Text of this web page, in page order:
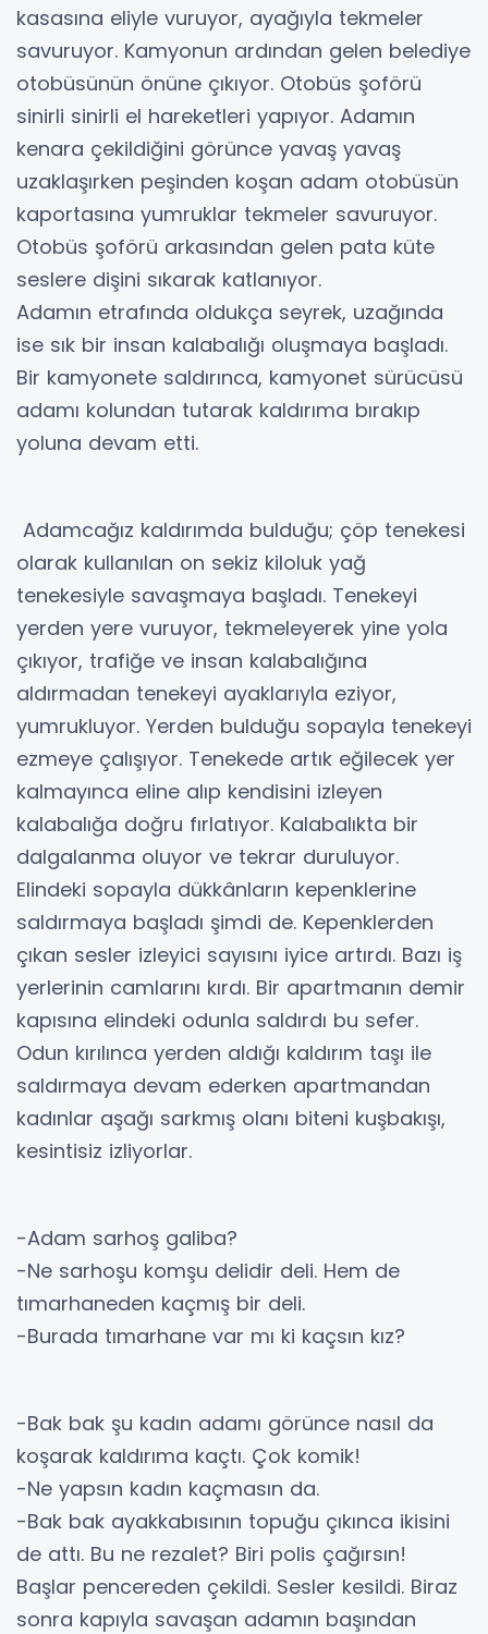
kasasına eliyle vuruyor, ayağıyla tekmeler
savuruyor. Kamyonun ardından gelen belediye
otobüsünün önüne çıkıyor. Otobüs şoförü
sinirli sinirli el hareketleri yapıyor. Adamın
kenara çekildiğini görünce yavaş yavaş
uzaklaşırken peşinden koşan adam otobüsün
kaportasına yumruklar tekmeler savuruyor.
Otobüs şoförü arkasından gelen pata küte
seslere dişini sıkarak katlanıyor.
Adamın etrafında oldukça seyrek, uzağında
ise sık bir insan kalabalığı oluşmaya başladı.
Bir kamyonete saldırınca, kamyonet sürücüsü
adamı kolundan tutarak kaldırıma bırakıp
yoluna devam etti.
Adamcağız kaldırımda bulduğu; çöp tenekesi
olarak kullanılan on sekiz kiloluk yağ
tenekesiyle savaşmaya başladı. Tenekeyi
yerden yere vuruyor, tekmeleyerek yine yola
çıkıyor, trafiğe ve insan kalabalığına
aldırmadan tenekeyi ayaklarıyla eziyor,
yumrukluyor. Yerden bulduğu sopayla tenekeyi
ezmeye çalışıyor. Tenekede artık eğilecek yer
kalmayınca eline alıp kendisini izleyen
kalabalığa doğru fırlatıyor. Kalabalıkta bir
dalgalanma oluyor ve tekrar duruluyor.
Elindeki sopayla dükkânların kepenklerine
saldırmaya başladı şimdi de. Kepenklerden
çıkan sesler izleyici sayısını iyice artırdı. Bazı iş
yerlerinin camlarını kırdı. Bir apartmanın demir
kapısına elindeki odunla saldırdı bu sefer.
Odun kırılınca yerden aldığı kaldırım taşı ile
saldırmaya devam ederken apartmandan
kadınlar aşağı sarkmış olanı biteni kuşbakışı,
kesintisiz izliyorlar.
-Adam sarhoş galiba?
-Ne sarhoşu komşu delidir deli. Hem de
tımarhaneden kaçmış bir deli.
-Burada tımarhane var mı ki kaçsın kız?
-Bak bak şu kadın adamı görünce nasıl da
koşarak kaldırıma kaçtı. Çok komik!
-Ne yapsın kadın kaçmasın da.
-Bak bak ayakkabısının topuğu çıkınca ikisini
de attı. Bu ne rezalet? Biri polis çağırsın!
Başlar pencereden çekildi. Sesler kesildi. Biraz
sonra kapıyla savaşan adamın başından